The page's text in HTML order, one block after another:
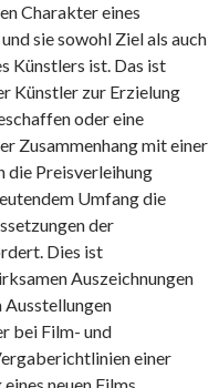
Charakter eines
sie sowohl Ziel als auch
Künstlers ist. Das ist
Künstler zur Erzielung
oder eine
Zusammenhang mit einer
die Preisverleihung
Umfang die
der
Dies ist
Auszeichnungen
Ausstellungen
bei Film- und
einer